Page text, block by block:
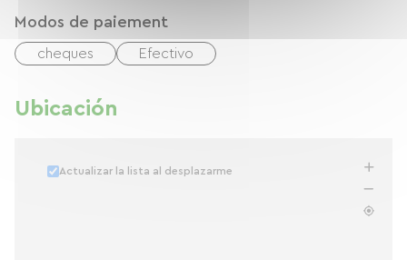
Modos de paiement
cheques Efectivo
Ubicación
Actualizar la lista al desplazarme